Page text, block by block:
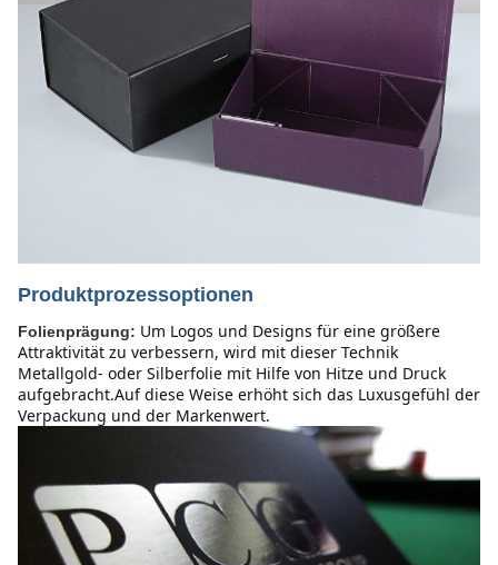
Produktprozessoptionen
Folienprägung: Um Logos und Designs für eine größere
Attraktivität zu verbessern, wird mit dieser Technik
Metallgold- oder Silberfolie mit Hilfe von Hitze und Druck
aufgebracht.Auf diese Weise erhöht sich das Luxusgefühl der
Verpackung und der Markenwert.